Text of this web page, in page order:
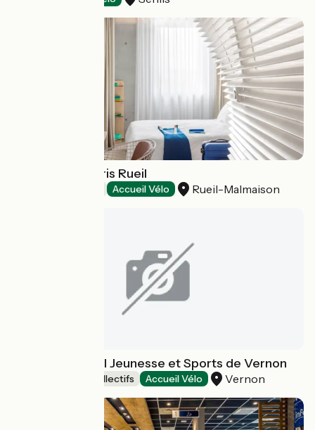
OKKO Hôtel Paris Rueil
Accueil Vélo Rueil-Malmaison
Centre Régional Jeunesse et Sports de Vernon
Hébergements collectifs Accueil Vélo Vernon